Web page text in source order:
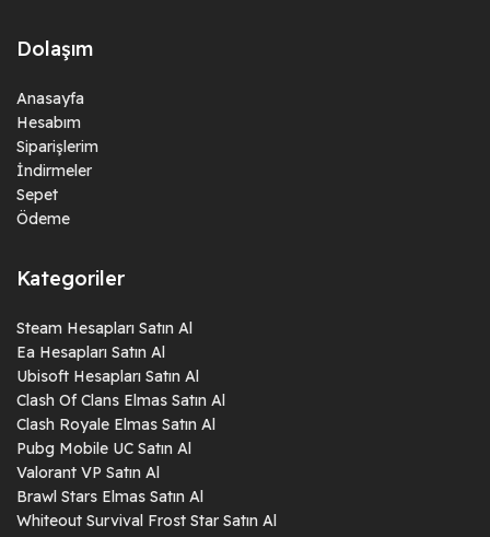
Dolaşım
Anasayfa
Hesabım
Siparişlerim
İndirmeler
Sepet
Ödeme
Kategoriler
Steam Hesapları Satın Al
Ea Hesapları Satın Al
Ubisoft Hesapları Satın Al
Clash Of Clans Elmas Satın Al
Clash Royale Elmas Satın Al
Pubg Mobile UC Satın Al
Valorant VP Satın Al
Brawl Stars Elmas Satın Al
Whiteout Survival Frost Star Satın Al